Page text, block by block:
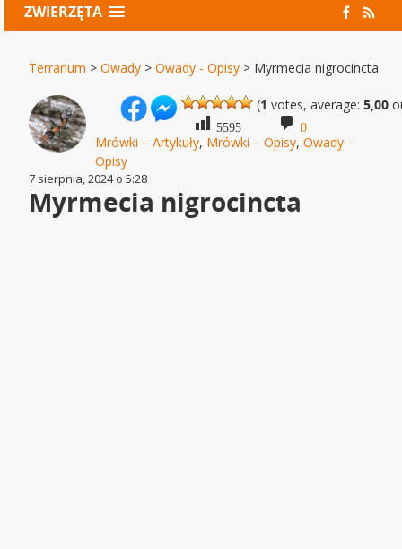
ZWIERZĘTA
Terrarium >Owady >Owady - Opisy > Myrmecia nigrocincta
(1 votes, average:5,00
5595 0
Mrówki – Artykuły, Mrówki – Opisy,Owady –
Opisy
7 sierpnia, 2024 o 5:28
Myrmecia nigrocincta